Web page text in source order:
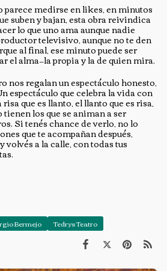
medirse en likes, en minutos
suben y bajan, esta obra reivindica
lo que uno ama aunque nadie
televisivo, aunque no te den
al final, ese minuto puede ser
el alma—la propia y la de quien mira.
nos regalan un espectáculo honesto,
espectáculo que celebra la vida con
que es llanto, el llanto que es risa,
los que se animan a ser
Si tenés chance de verlo, no lo
que te acompañan después,
volvés a la calle, con todas tus
Bermejo Tedrys Teatro